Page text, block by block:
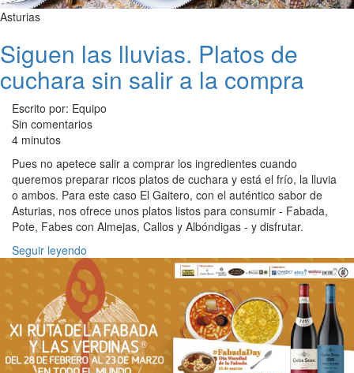
Asturias
Siguen las lluvias. Platos de
cuchara sin salir a la compra
Escrito por: Equipo
Sin comentarios
4 minutos
Pues no apetece salir a comprar los ingredientes cuando
queremos preparar ricos platos de cuchara y está el frío, la lluvia
o ambos. Para este caso El Gaitero, con el auténtico sabor de
Asturias, nos ofrece unos platos listos para consumir - Fabada,
Pote, Fabes con Almejas, Callos y Albóndigas - y disfrutar.
Seguir leyendo